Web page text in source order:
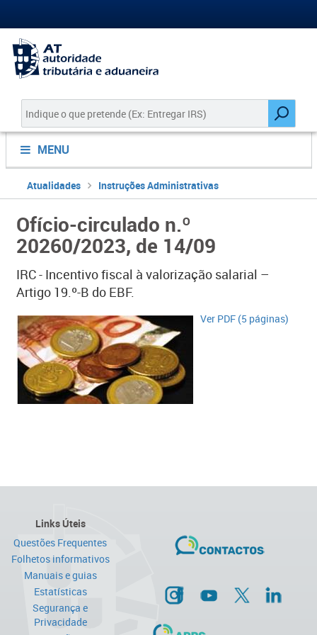
MENU
Atualidades Instruções Administrativas
Ofício-circulado n.º
20260/2023, de 14/09
IRC - Incentivo fiscal à valorização salarial –
Artigo 19.º-B do EBF.
​Ver PDF (5 páginas)
Links Úteis
Questões Frequentes
Folhetos informativos
Manuais e guias
Estatísticas
Segurança e
Privacidade